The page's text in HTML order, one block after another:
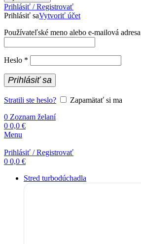
Prihlásiť / Registrovať
Prihlásiť saVytvoriť účet
Používateľské meno alebo e-mailová adresa
Heslo *
Prihlásiť sa
Stratili ste heslo?
Zapamätať si ma
0 Zoznam želaní
0 0,0 €
Menu
Prihlásiť / Registrovať
0 0,0 €
Stred turbodúchadla